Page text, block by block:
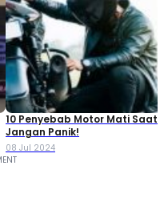
10 Penyebab Motor Mati Saat
Jangan Panik!
08 Jul 2024